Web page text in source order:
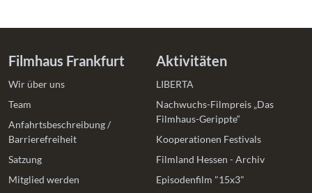
Filmhaus Frankfurt
Wir über uns
Team
Anfahrtsbeschreibung /
Barrierefreiheit
Satzung
Mitglied werden
Aktivitäten
LIBERTA
Nachwuchs-Filmpreis „Das
Filmhaus-Gerippte“
Kooperationen Festivals
Filmland Hessen - Archiv
Episodenfilm "15x3"